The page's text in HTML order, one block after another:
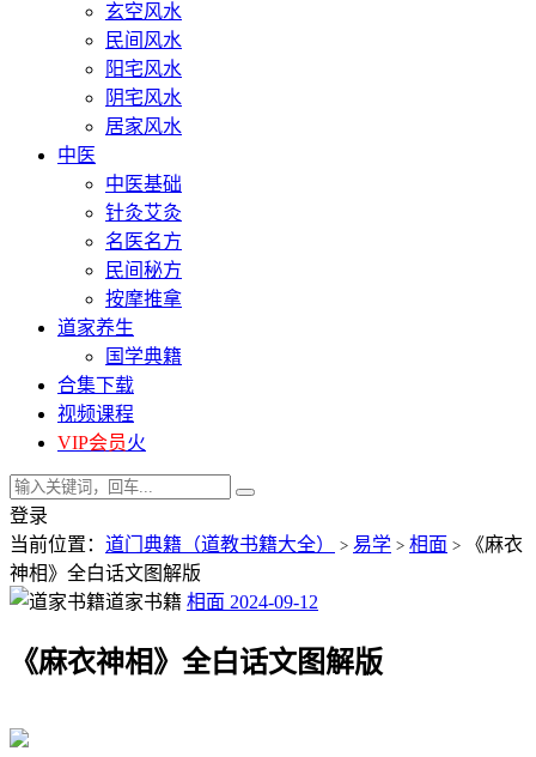
玄空风水
民间风水
阳宅风水
阴宅风水
居家风水
中医
中医基础
针灸艾灸
名医名方
民间秘方
按摩推拿
道家养生
国学典籍
合集下载
视频课程
VIP会员火
登录
当前位置： 道门典籍（道教书籍大全） > 易学 > 相面 > 《麻衣
神相》全白话文图解版
道家书籍 相面 2024-09-12
《麻衣神相》全白话文图解版